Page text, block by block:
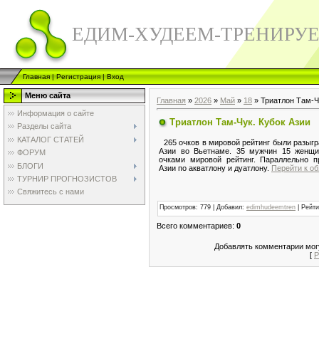
ЕДИМ-ХУДЕЕМ-
Главная|Регистрация|Вход
Меню сайта
Информация о сайте
Разделы сайта
КАТАЛОГ СТАТЕЙ
ФОРУМ
БЛОГИ
ТУРНИР ПРОГНОЗИСТОВ
Свяжитесь с нами
Главная » 2026 » Май » 18 » Триатлон Там-
Триатлон Там-Чук. Кубок Азии
265 очков в мировой рейтинг были
Азии во Вьетнаме. 35 мужчин 15
очками мировой рейтинг. Параллельно
Азии по акватлону и дуатлону. Перейти к
Просмотров: 779 Добавил: edimhudeemtren
Всего комментариев: 0
Добавлять комментарии
[